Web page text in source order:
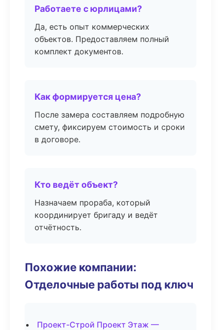
Работаете с юрлицами?
Да, есть опыт коммерческих
объектов. Предоставляем полный
комплект документов.
Как формируется цена?
После замера составляем подробную
смету, фиксируем стоимость и сроки
в договоре.
Кто ведёт объект?
Назначаем прораба, который
координирует бригаду и ведёт
отчётность.
Похожие компании:
Отделочные работы под ключ
Проект-Строй Проект Этаж —